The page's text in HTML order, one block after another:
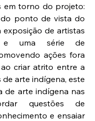
em torno do projeto:
ponto de vista do
exposição de artistas
e uma série de
ações fora
criar atrito entre a
arte indígena, este
de arte indígena nas
questões de
e ensaiar